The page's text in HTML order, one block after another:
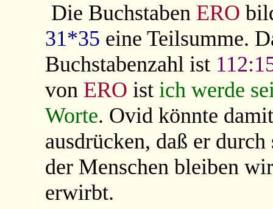
Die Buchstaben ERO
31*35 eine Teilsumme.
Buchstabenzahl ist
von ERO istich werde
Worte. Ovid könnte
ausdrücken, daß er
der Menschen bleiben
erwirbt.